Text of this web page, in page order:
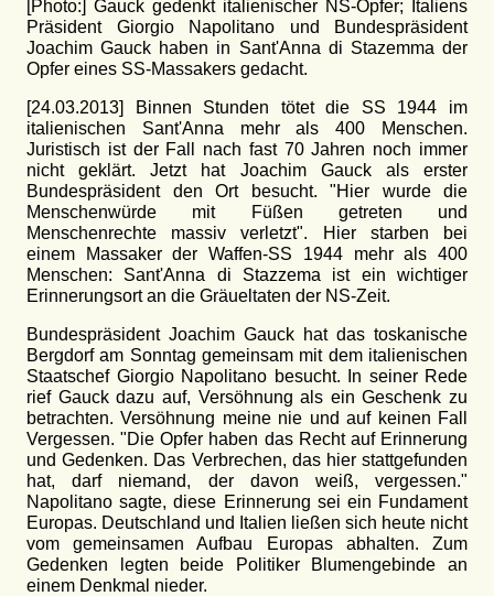
[Photo:] Gauck gedenkt italienischer NS-Opfer; Italiens
Präsident Giorgio Napolitano und Bundespräsident
Joachim Gauck haben in Sant'Anna di Stazemma der
Opfer eines SS-Massakers gedacht.
[24.03.2013] Binnen Stunden tötet die SS 1944 im
italienischen Sant'Anna mehr als 400 Menschen.
Juristisch ist der Fall nach fast 70 Jahren noch immer
nicht geklärt. Jetzt hat Joachim Gauck als erster
Bundespräsident den Ort besucht. "Hier wurde die
Menschenwürde mit Füßen getreten und
Menschenrechte massiv verletzt". Hier starben bei
einem Massaker der Waffen-SS 1944 mehr als 400
Menschen: Sant'Anna di Stazzema ist ein wichtiger
Erinnerungsort an die Gräueltaten der NS-Zeit.
Bundespräsident Joachim Gauck hat das toskanische
Bergdorf am Sonntag gemeinsam mit dem italienischen
Staatschef Giorgio Napolitano besucht. In seiner Rede
rief Gauck dazu auf, Versöhnung als ein Geschenk zu
betrachten. Versöhnung meine nie und auf keinen Fall
Vergessen. "Die Opfer haben das Recht auf Erinnerung
und Gedenken. Das Verbrechen, das hier stattgefunden
hat, darf niemand, der davon weiß, vergessen."
Napolitano sagte, diese Erinnerung sei ein Fundament
Europas. Deutschland und Italien ließen sich heute nicht
vom gemeinsamen Aufbau Europas abhalten. Zum
Gedenken legten beide Politiker Blumengebinde an
einem Denkmal nieder.